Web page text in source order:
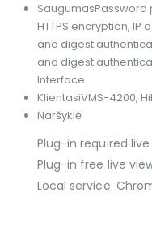
SaugumasPassword
HTTPS encryption, IP
and digest
and digest
Interface
KlientasiVMS-4200,
Naršyklė
Plug-in required live
Plug-in free live
Local service: